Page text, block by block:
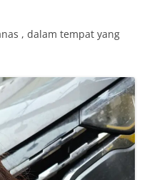
, dalam tempat yang